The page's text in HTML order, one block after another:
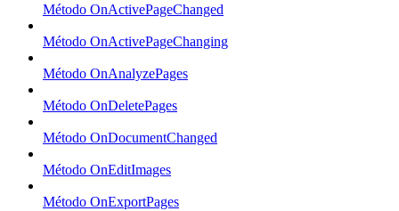
Método OnActivePageChanged
Método OnActivePageChanging
Método OnAnalyzePages
Método OnDeletePages
Método OnDocumentChanged
Método OnEditImages
Método OnExportPages